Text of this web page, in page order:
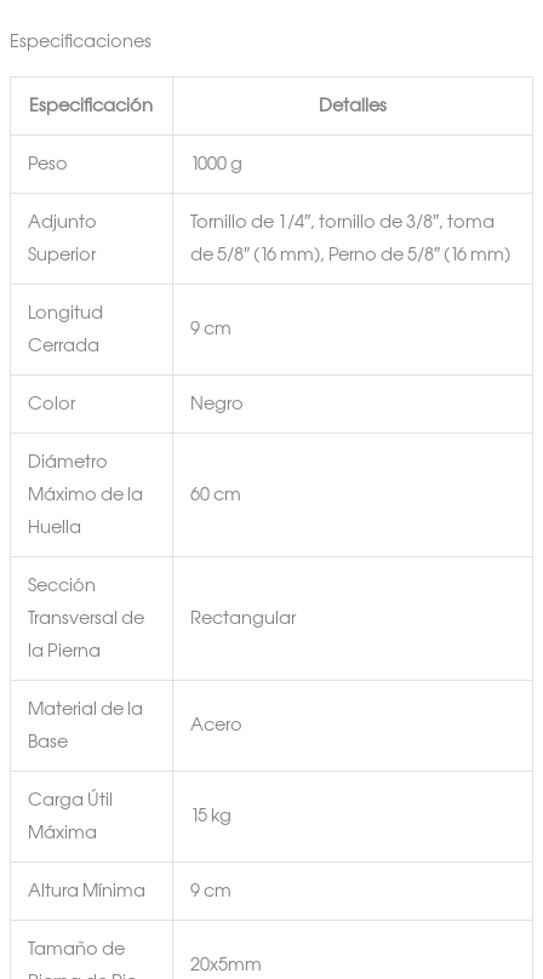
Especificaciones
Especificación Detalles
Peso 1000 g
Adjunto
Superior
Tornillo de 1/4″, tornillo de 3/8″, toma
de 5/8″ (16 mm), Perno de 5/8″ (16 mm)
Longitud
Cerrada
9 cm
Color Negro
Diámetro
Máximo de la
Huella
60 cm
Sección
Transversal de
la Pierna
Rectangular
Material de la
Base
Acero
Carga Útil
Máxima
15 kg
Altura Mínima 9 cm
Tamaño de
20x5mm